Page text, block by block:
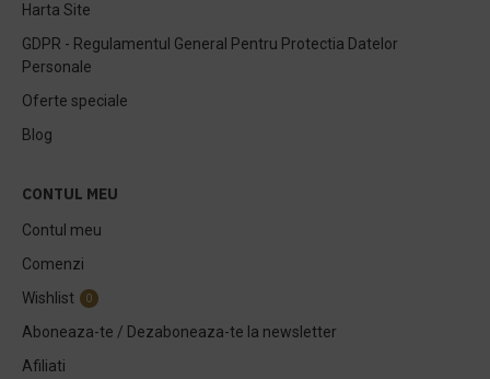
Harta Site
GDPR - Regulamentul General Pentru Protectia Datelor
Personale
Oferte speciale
Blog
CONTUL MEU
Contul meu
Comenzi
Wishlist
0
Aboneaza-te / Dezaboneaza-te la newsletter
Afiliati